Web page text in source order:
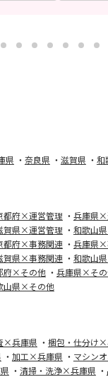
県 奈良県 滋賀県 和
都府×運営管理
兵庫県×
賀県×運営管理
和歌山
都府×事務関連
兵庫県×
賀県×事務関連
和歌山
府×その他 兵庫県×そ
山県×その他
×兵庫県
梱包・仕分け×
加工×兵庫県
マシン
清掃・洗浄×兵庫県